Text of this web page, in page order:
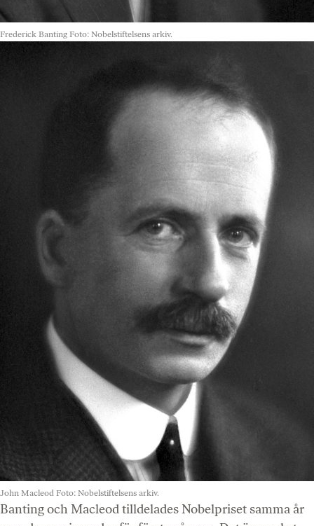
Frederick Banting Foto: Nobelstiftelsens arkiv.
John Macleod Foto: Nobelstiftelsens arkiv.
Banting och Macleod tilldelades Nobelpriset samma år